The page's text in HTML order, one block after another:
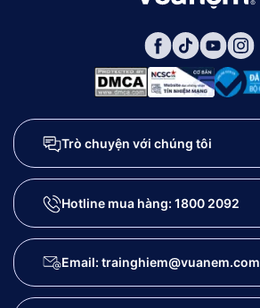
Trò chuyện với chúng tôi
Hotline mua hàng: 1800 2092
Email: trainghiem@vuanem.com